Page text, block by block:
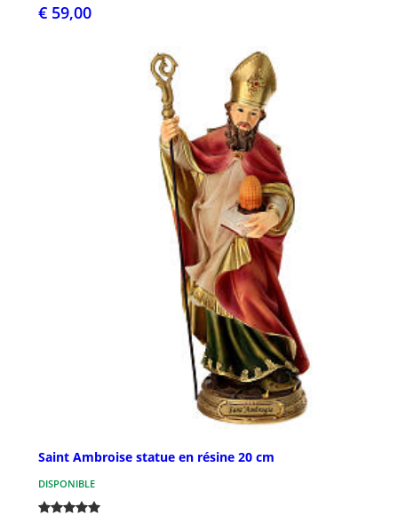
€ 59,00
Saint Ambroise statue en résine 20 cm
DISPONIBLE